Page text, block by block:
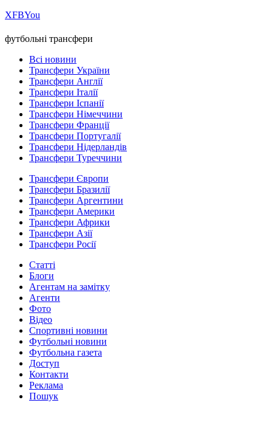
ХFBYou
футбольні трансфери
Всі новини
Трансфери України
Трансфери Англії
Трансфери Італії
Трансфери Іспанії
Трансфери Німеччини
Трансфери Франції
Трансфери Португалії
Трансфери Нідерландів
Трансфери Туреччини
Трансфери Європи
Трансфери Бразилії
Трансфери Аргентини
Трансфери Америки
Трансфери Африки
Трансфери Азії
Трансфери Росії
Статті
Блоги
Агентам на замітку
Агенти
Фото
Відео
Спортивні новини
Футбольні новини
Футбольна газета
Доступ
Контакти
Реклама
Пошук